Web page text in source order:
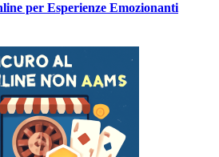
per Esperienze Emozionanti